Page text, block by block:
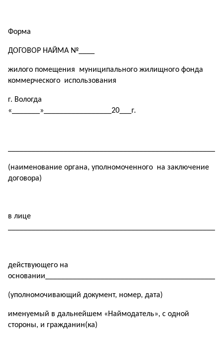
Форма
ДОГОВОР НАЙМА №____
жилого помещения муниципального жилищного фонда
коммерческого использования
г. Вологда
«_______»_________________20___г.
(наименование органа, уполномоченного на заключение
договора)
в лице
действующего на
(уполномочивающий документ, номер, дата)
именуемый в дальнейшем «Наймодатель», с одной
стороны, и гражданин(ка)